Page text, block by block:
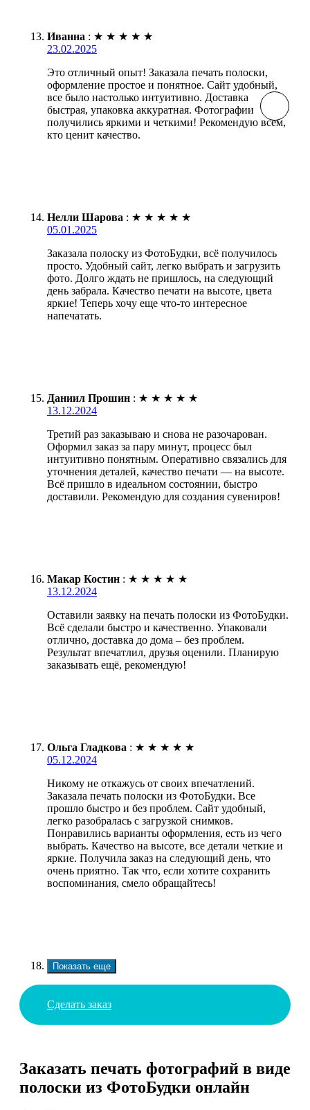
Иванна : ★ ★ ★ ★ ★
23.02.2025
Это отличный опыт! Заказала печать полоски,
оформление простое и понятное. Сайт удобный,
все было настолько интуитивно. Доставка
быстрая, упаковка аккуратная. Фотографии
получились яркими и четкими! Рекомендую всем,
кто ценит качество.
Нелли Шарова : ★ ★ ★ ★ ★
05.01.2025
Заказала полоску из ФотоБудки, всё получилось
просто. Удобный сайт, легко выбрать и загрузить
фото. Долго ждать не пришлось, на следующий
день забрала. Качество печати на высоте, цвета
яркие! Теперь хочу еще что-то интересное
напечатать.
Даниил Прошин : ★ ★ ★ ★ ★
13.12.2024
Третий раз заказываю и снова не разочарован.
Оформил заказ за пару минут, процесс был
интуитивно понятным. Оперативно связались для
уточнения деталей, качество печати — на высоте.
Всё пришло в идеальном состоянии, быстро
доставили. Рекомендую для создания сувениров!
Макар Костин : ★ ★ ★ ★ ★
13.12.2024
Оставили заявку на печать полоски из ФотоБудки.
Всё сделали быстро и качественно. Упаковали
отлично, доставка до дома – без проблем.
Результат впечатлил, друзья оценили. Планирую
заказывать ещё, рекомендую!
Ольга Гладкова : ★ ★ ★ ★ ★
05.12.2024
Никому не откажусь от своих впечатлений.
Заказала печать полоски из ФотоБудки. Все
прошло быстро и без проблем. Сайт удобный,
легко разобралась с загрузкой снимков.
Понравились варианты оформления, есть из чего
выбрать. Качество на высоте, все детали четкие и
яркие. Получила заказ на следующий день, что
очень приятно. Так что, если хотите сохранить
воспоминания, смело обращайтесь!
Показать еще
Сделать заказ
Заказать печать фотографий в виде
полоски из ФотоБудки онлайн